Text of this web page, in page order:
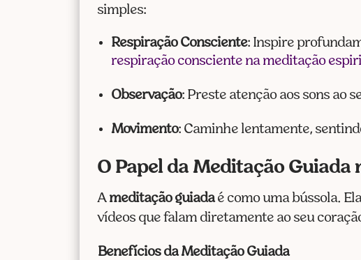
simples:
Respiração Consciente: Inspire
respiração consciente na meditação
Observação: Preste atenção aos sons ao
Movimento: Caminhe lentamente,
O Papel da Meditação Guiada
A meditação guiadaé como uma bússola.
vídeos que falam diretamente ao seu
Benefícios da Meditação Guiada